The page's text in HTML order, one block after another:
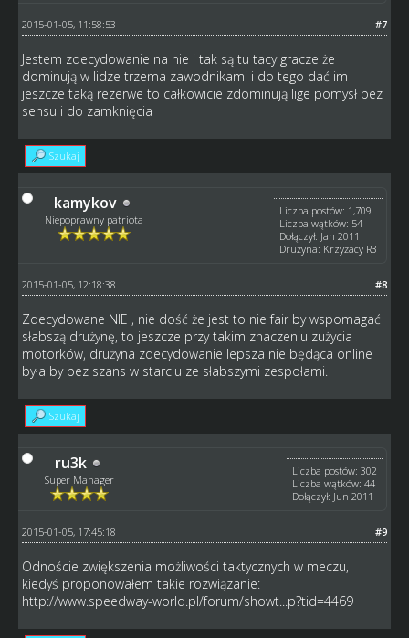
#7
2015-01-05, 11:58:53
Jestem zdecydowanie na nie i tak są tu tacy gracze że
dominują w lidze trzema zawodnikami i do tego dać im
jeszcze taką rezerwe to całkowicie zdominują lige pomysł bez
sensu i do zamknięcia
Szukaj
kamykov
Niepoprawny patriota
Liczba postów: 1,709
Liczba wątków: 54
Dołączył: Jan 2011
Drużyna: Krzyżacy R3
#8
2015-01-05, 12:18:38
Zdecydowane NIE , nie dość że jest to nie fair by wspomagać
słabszą drużynę, to jeszcze przy takim znaczeniu zużycia
motorków, drużyna zdecydowanie lepsza nie będąca online
była by bez szans w starciu ze słabszymi zespołami.
Szukaj
ru3k
Super Manager
Liczba postów: 302
Liczba wątków: 44
Dołączył: Jun 2011
#9
2015-01-05, 17:45:18
Odnoście zwiększenia możliwości taktycznych w meczu,
kiedyś proponowałem takie rozwiązanie:
http://www.speedway-world.pl/forum/showt...p?tid=4469